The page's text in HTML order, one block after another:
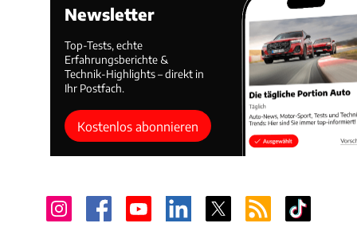
Newsletter
Top-Tests, echte
Erfahrungsberichte &
Technik-Highlights – direkt in
Ihr Postfach.
Kostenlos abonnieren